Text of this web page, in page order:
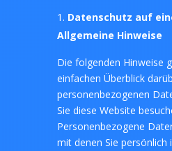
Datenschutz auf
Allgemeine Hinweise
Die folgenden Hinweise
einfachen Überblick
personenbezogenen
Sie diese Website
Personenbezogene
mit denen Sie persönlich